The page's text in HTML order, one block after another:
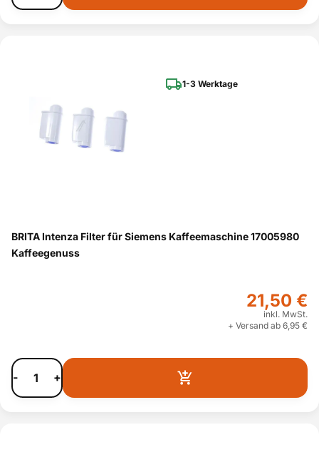
1-3 Werktage
BRITA Intenza Filter für Siemens Kaffeemaschine 17005980
Kaffeegenuss
21,50 €
inkl. MwSt.
+ Versand ab 6,95 €
- +